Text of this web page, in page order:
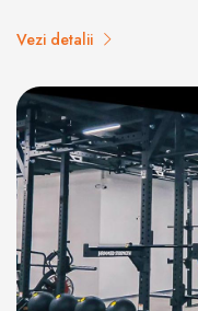
Vezi detalii